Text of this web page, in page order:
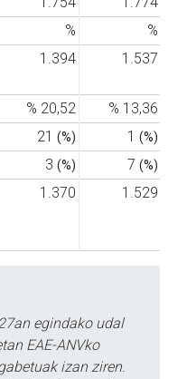
%
%
1.394 1.537
% 20,52
% 13,36
21 (%) 1 (%)
3 (%) 7 (%)
1.370 1.529
egindako udal
EAE-ANVko
izan ziren.